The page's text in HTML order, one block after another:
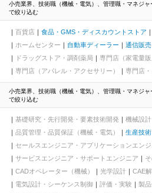
小売業界、技術職（機械・電気）、管理職・マネジ
で絞り込む
百貨店 食品・GMS・ディスカウントストア
ホームセンター
自動車ディーラー
通信販
ドラッグストア・調剤薬局
専門店（家電量販
専門店（アパレル・アクセサリー）
専門店
小売業界、技術職（機械・電気）、管理職・マネジ
で絞り込む
基礎研究・先行開発・要素技術開発
機械設計
品質管理・品質保証（機械・電気）
生産技術
セールスエンジニア・アプリケーションエン
サービスエンジニア・サポートエンジニア
CADオペレーター（機械）
光学設計 CAE
電気設計・シーケンス制御
評価・実験
製